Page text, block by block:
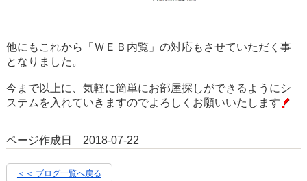
他にもこれから「ＷＥＢ内覧」の対応もさせていただく事
となりました。
今まで以上に、気軽に簡単にお部屋探しができるようにシ
ステムを入れていきますのでよろしくお願いいたします
ページ作成日 2018-07-22
＜＜ ブログ一覧へ戻る